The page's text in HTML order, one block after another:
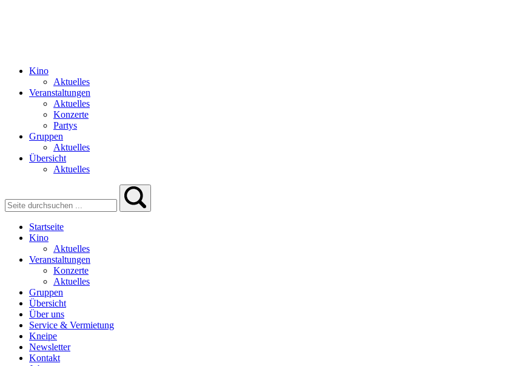
Kino
Aktuelles
Veranstaltungen
Aktuelles
Konzerte
Partys
Gruppen
Aktuelles
Übersicht
Aktuelles
Startseite
Kino
Aktuelles
Veranstaltungen
Konzerte
Aktuelles
Gruppen
Übersicht
Über uns
Service & Vermietung
Kneipe
Newsletter
Kontakt